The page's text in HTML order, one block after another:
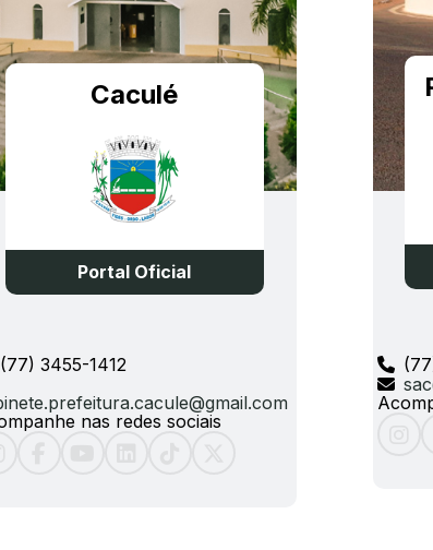
(77) 3455-1412
nas redes sociais
Caculé
Portal Oficial